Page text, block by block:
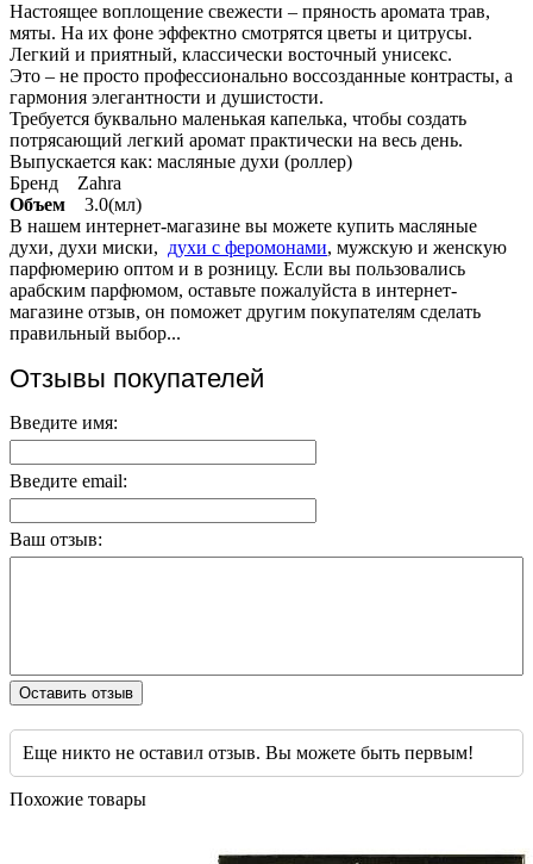
Настоящее воплощение свежести – пряность аромата трав,
мяты. На их фоне эффектно смотрятся цветы и цитрусы.
Легкий и приятный, классически восточный унисекс.
Это – не просто профессионально воссозданные контрасты, а
гармония элегантности и душистости.
Требуется буквально маленькая капелька, чтобы создать
потрясающий легкий аромат практически на весь день.
Выпускается как: масляные духи (роллер)
Бренд Zahra
Объем 3.0(мл)
В нашем интернет-магазине вы можете купить масляные
духи, духи миски, духи с феромонами, мужскую и женскую
парфюмерию оптом и в розницу. Если вы пользовались
арабским парфюмом, оставьте пожалуйста в интернет-
магазине отзыв, он поможет другим покупателям сделать
правильный выбор...
Отзывы покупателей
Введите имя:
Введите email:
Ваш отзыв:
Оставить отзыв
Еще никто не оставил отзыв. Вы можете быть первым!
Похожие товары